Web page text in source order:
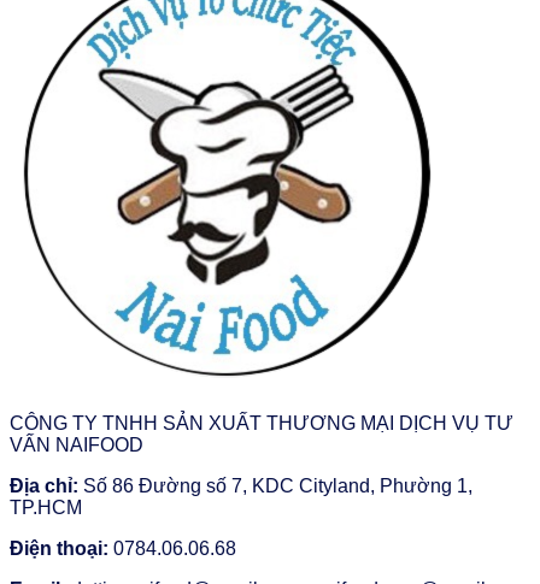
CÔNG TY TNHH SẢN XUẤT THƯƠNG MẠI DỊCH VỤ TƯ
VẤN NAIFOOD
Địa chỉ: Số 86 Đường số 7, KDC Cityland, Phường 1,
TP.HCM
Điện thoại: 0784.06.06.68